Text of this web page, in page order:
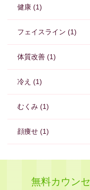
健康 (1)
フェイスライン (1)
体質改善 (1)
冷え (1)
むくみ (1)
顔痩せ (1)
無料カウン